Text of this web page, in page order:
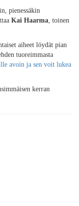
pienessäkin
Kai Haarma, toinen
aiheet löydät pian
tuoreimmasta
avoin ja sen voit lukea
kerran